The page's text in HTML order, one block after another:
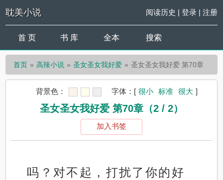
耽美小说 阅读历史 | 登录| 注册
首 页 书 库 全本 搜索
首页 高辣小说 圣女圣女我好爱 圣女圣女我好爱 第70章
背景色： 字体： [ 很小 标准 很大 ]
圣女圣女我好爱 第70章（2 / 2）
加入书签
吗？对不起，打扰了你的好